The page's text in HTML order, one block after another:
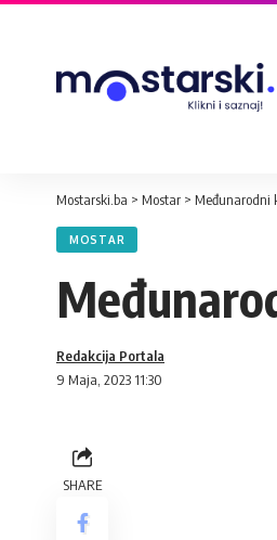
Mostarski.ba > Mostar >
MOSTAR
9 Maja, 2023 11:30
Redakcija Portala
SHARE